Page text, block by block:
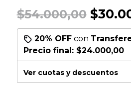
$54.000,00
20% OFFcon
Precio final: $24.000,00
Ver cuotas y descuentos